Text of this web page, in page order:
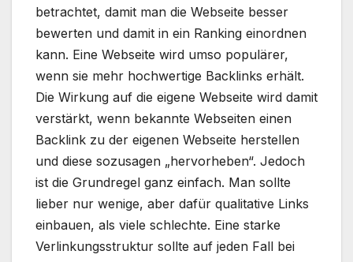
betrachtet, damit man die Webseite besser
bewerten und damit in ein Ranking einordnen
kann. Eine Webseite wird umso populärer,
wenn sie mehr hochwertige Backlinks erhält.
Die Wirkung auf die eigene Webseite wird damit
verstärkt, wenn bekannte Webseiten einen
Backlink zu der eigenen Webseite herstellen
und diese sozusagen „hervorheben“. Jedoch
ist die Grundregel ganz einfach. Man sollte
lieber nur wenige, aber dafür qualitative Links
einbauen, als viele schlechte. Eine starke
Verlinkungsstruktur sollte auf jeden Fall bei